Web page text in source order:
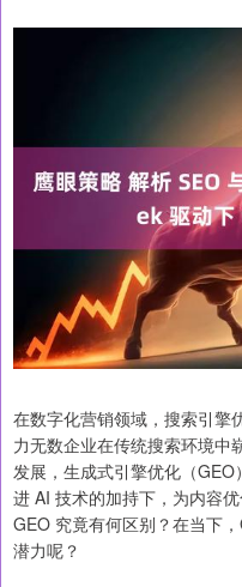
在数字化营销领域，搜索引擎
力无数企业在传统搜索环境中
发展，生成式引擎优化（
进 AI 技术的加持下，为内容
GEO 究竟有何区别？在当下
潜力呢？